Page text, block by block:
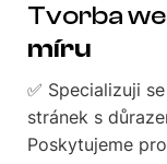
Tvorba
míru
✅ Specializuji
stránek s
Poskytujeme